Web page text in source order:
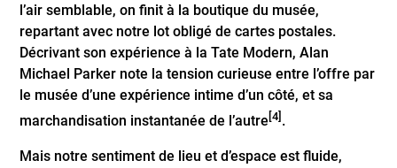
l’air semblable, on finit à la boutique du musée,
repartant avec notre lot obligé de cartes postales.
Décrivant son expérience à la Tate Modern, Alan
Michael Parker note la tension curieuse entre l’offre par
le musée d’une expérience intime d’un côté, et sa
marchandisation instantanée de l’autre[4] .
Mais notre sentiment de lieu et d’espace est fluide,